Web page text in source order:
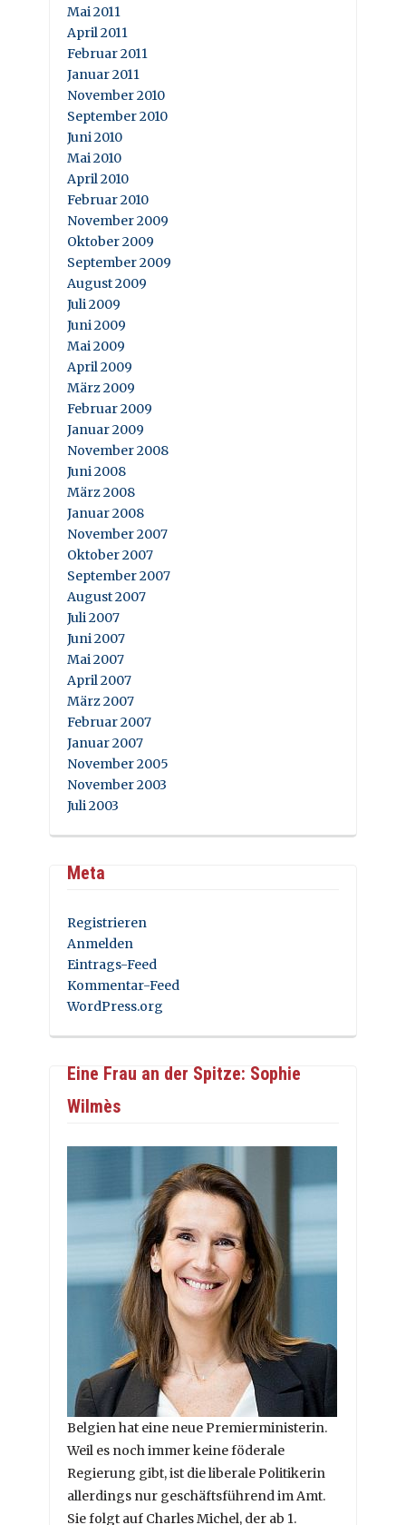
Mai 2011
April 2011
Februar 2011
Januar 2011
November 2010
September 2010
Juni 2010
Mai 2010
April 2010
Februar 2010
November 2009
Oktober 2009
September 2009
August 2009
Juli 2009
Juni 2009
Mai 2009
April 2009
März 2009
Februar 2009
Januar 2009
November 2008
Juni 2008
März 2008
Januar 2008
November 2007
Oktober 2007
September 2007
August 2007
Juli 2007
Juni 2007
Mai 2007
April 2007
März 2007
Februar 2007
Januar 2007
November 2005
November 2003
Juli 2003
Meta
Registrieren
Anmelden
Eintrags-Feed
Kommentar-Feed
WordPress.org
Eine Frau an der Spitze: Sophie
Wilmès
Belgien hat eine neue Premierministerin.
Weil es noch immer keine föderale
Regierung gibt, ist die liberale Politikerin
allerdings nur geschäftsführend im Amt.
Sie folgt auf Charles Michel, der ab 1.